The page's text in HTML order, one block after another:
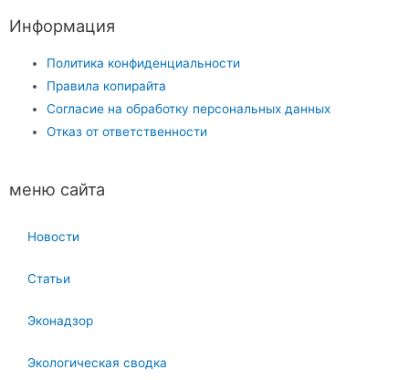
Информация
Политика конфиденциальности
Правила копирайта
Согласие на обработку персональных данных
Отказ от ответственности
меню сайта
Новости
Статьи
Эконадзор
Экологическая сводка